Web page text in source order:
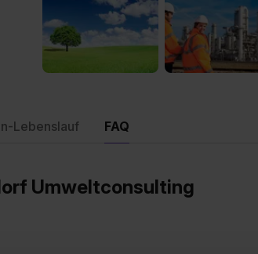
Lebenslauf FAQ
Umweltconsulting